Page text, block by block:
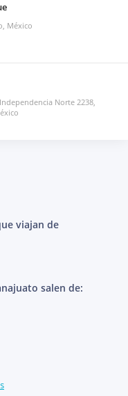
México
Norte 2238,
viajan de
salen de: